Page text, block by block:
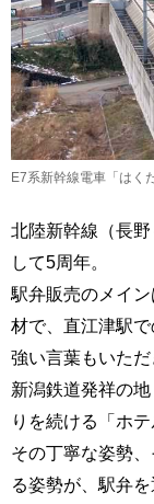
E7系新幹線電車「はく
北陸新幹線（長
して5周年。
駅弁販売のメイ
材で、直江津駅
強い言葉もいただ
新潟鉄道発祥の
りを続ける「ホテ
その丁寧な姿勢
る姿勢が、駅弁